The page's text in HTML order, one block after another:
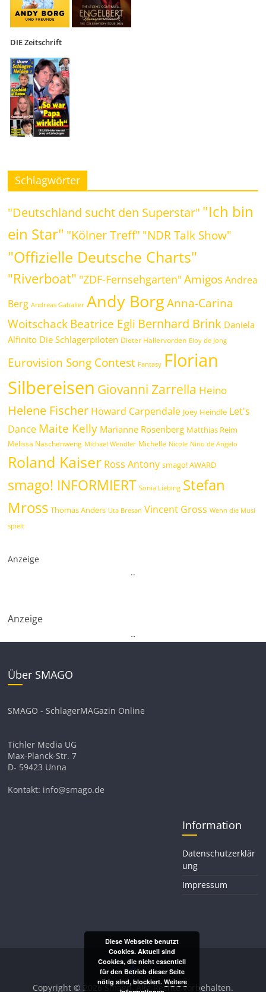
DIE Zeitschrift
Schlagwörter
"Deutschland sucht den Superstar" "Ich bin
ein Star" "Kölner Treff" "NDR Talk Show"
"Offizielle Deutsche Charts"
"Riverboat" "ZDF-Fernsehgarten" Amigos Andrea
Berg Andreas Gabalier Andy Borg Anna-Carina
WoitschackBeatrice Egli Bernhard Brink Daniela
Alfinito Die Schlagerpiloten Dieter Hallervorden Eloy de Jong
Eurovision Song Contest Fantasy Florian
Silbereisen Giovanni Zarrella Heino
Helene Fischer Howard Carpendale Joey Heindle Let's
Dance Maite Kelly Marianne Rosenberg Matthias Reim
Melissa Naschenweng Michael Wendler Michelle Nicole Nino de Angelo
Roland Kaiser Ross Antony smago! AWARD
smago! INFORMIERT Sonia Liebing Stefan
Mross Thomas Anders Uta Bresan Vincent Gross Wenn die Musi
spielt
Anzeige
..
Anzeige
..
Über SMAGO
SMAGO - SchlagerMAGazin Online
Tichler Media UG
Max-Planck-Str. 7
D- 59423 Unna
Kontakt: info@smago.de
Information
Datenschutzerklär
ung
Impressum
Copyright © 2026Smago. Alle Rechte vorbehalten.
Diese Webseite benutzt
Cookies. Aktuell sind
Cookies, die nicht essentiell
für den Betrieb dieser Seite
nötig sind, blockiert. Weitere